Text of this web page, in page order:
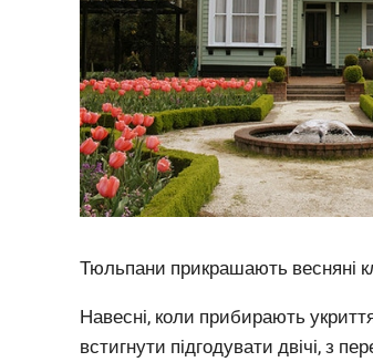
Тюльпани прикрашають весняні
Навесні, коли прибирають
встигнути підгодувати двічі, з